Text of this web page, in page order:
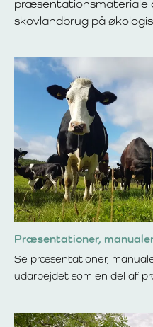
præsentationsmateriale
skovlandbrug på
Præsentationer,
Se præsentationer,
udarbejdet som en del af